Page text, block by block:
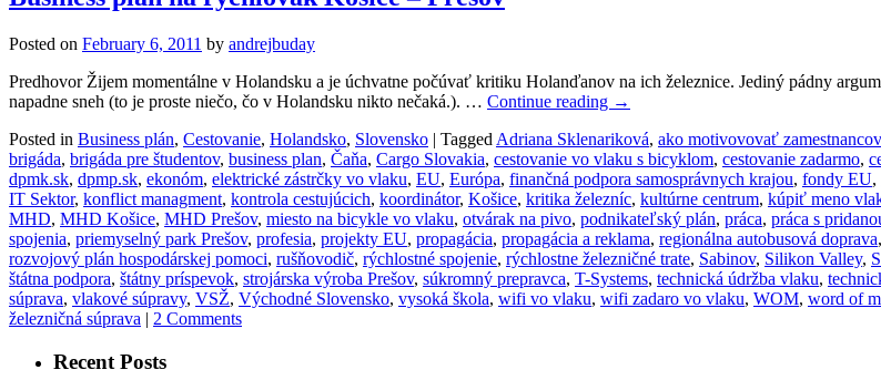
Posted on February 6, 2011 by andrejbuday
Predhovor Žijem momentálne v Holandsku a je úchvatne počúvať kritiku Holanďanov na ich železnice. Jediný pádny
napadne sneh (to je proste niečo, čo v Holandsku nikto nečaká.). … Continue reading →
Posted in Business plán, Cestovanie, Holandsko, Slovensko | Tagged Adriana Sklenariková, ako motivovovať zamestnancov
brigáda, brigáda pre študentov, business plan, Čaňa, Cargo Slovakia, cestovanie vo vlaku s bicyklom, cestovanie zadarmo,
dpmk.sk, dpmp.sk, ekonóm, elektrické zástrčky vo vlaku, EU, Európa, finančná podpora samosprávnych krajou, fondy EU,
IT Sektor, konflict managment, kontrola cestujúcich, koordinátor, Košice, kritika železníc, kultúrne centrum, kúpiť meno
MHD, MHD Košice, MHD Prešov, miesto na bicykle vo vlaku, otvárak na pivo, podnikateľský plán, práca, práca s
spojenia, priemyselný park Prešov, profesia, projekty EU, propagácia, propagácia a reklama, regionálna autobusová doprava,
rozvojový plán hospodárskej pomoci, rušňovodič, rýchlostné spojenie, rýchlostne železničné trate, Sabinov, Silikon Valley,
štátna podpora, štátny príspevok, strojárska výroba Prešov, súkromný prepravca, T-Systems, technická údržba vlaku,
súprava, vlakové súpravy, VSŽ, Východné Slovensko, vysoká škola, wifi vo vlaku, wifi zadaro vo vlaku, WOM, word of
železničná súprava | 2 Comments
Recent Posts